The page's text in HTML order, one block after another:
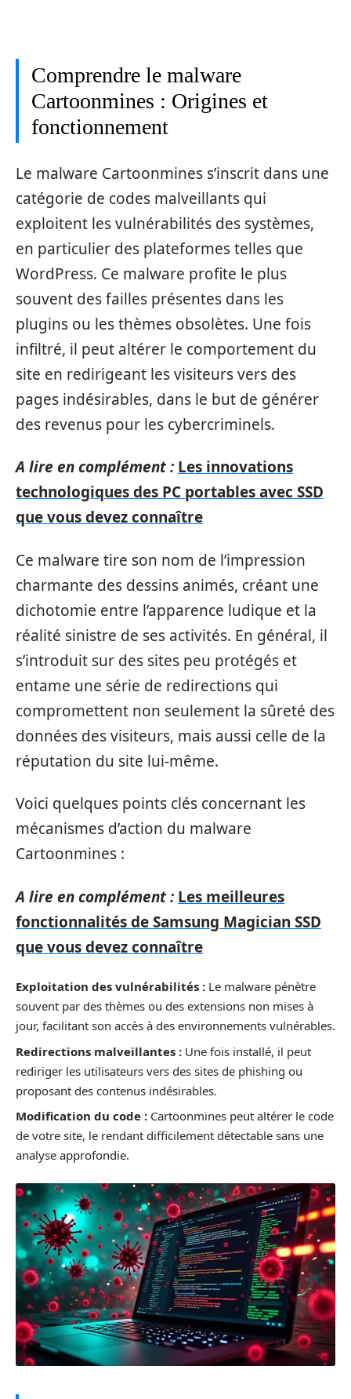
Comprendre le malware
Cartoonmines : Origines et
fonctionnement
Le malware Cartoonmines s’inscrit dans une
catégorie de codes malveillants qui
exploitent les vulnérabilités des systèmes,
en particulier des plateformes telles que
WordPress. Ce malware profite le plus
souvent des failles présentes dans les
plugins ou les thèmes obsolètes. Une fois
infiltré, il peut altérer le comportement du
site en redirigeant les visiteurs vers des
pages indésirables, dans le but de générer
des revenus pour les cybercriminels.
A lire en complément : Les innovations
technologiques des PC portables avec SSD
que vous devez connaître
Ce malware tire son nom de l’impression
charmante des dessins animés, créant une
dichotomie entre l’apparence ludique et la
réalité sinistre de ses activités. En général, il
s’introduit sur des sites peu protégés et
entame une série de redirections qui
compromettent non seulement la sûreté des
données des visiteurs, mais aussi celle de la
réputation du site lui-même.
Voici quelques points clés concernant les
mécanismes d’action du malware
Cartoonmines :
A lire en complément : Les meilleures
fonctionnalités de Samsung Magician SSD
que vous devez connaître
Exploitation des vulnérabilités : Le malware pénètre
souvent par des thèmes ou des extensions non mises à
jour, facilitant son accès à des environnements vulnérables.
Redirections malveillantes : Une fois installé, il peut
rediriger les utilisateurs vers des sites de phishing ou
proposant des contenus indésirables.
Modification du code : Cartoonmines peut altérer le code
de votre site, le rendant difficilement détectable sans une
analyse approfondie.